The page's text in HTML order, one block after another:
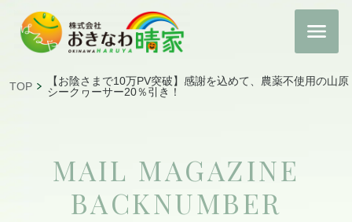
TOP
【お陰さまで10万PV突破】感謝を込めて、農薬不使用の山原
シークヮーサー20％引き！
MAIL MAGAZINE
BACKNUMBER